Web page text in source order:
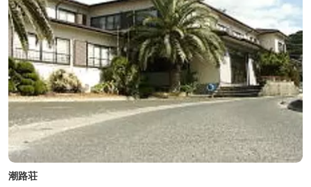
潮路荘